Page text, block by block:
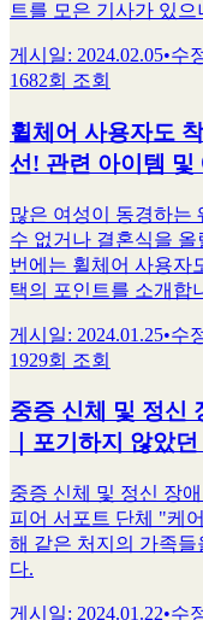
트를 모은 기사가 있
게시일: 2024.02.05•수
1682회 조회
휠체어 사용자도
선! 관련 아이템 및
많은 여성이 동경하는
수 없거나 결혼식을 올
번에는 휠체어 사용자
택의 포인트를 소개합
게시일: 2024.01.25•수
1929회 조회
중증 신체 및 정신
｜포기하지 않았
중증 신체 및 정신 장
피어 서포트 단체 "케
해 같은 처지의 가족들
다.
게시일: 2024.01.22•수